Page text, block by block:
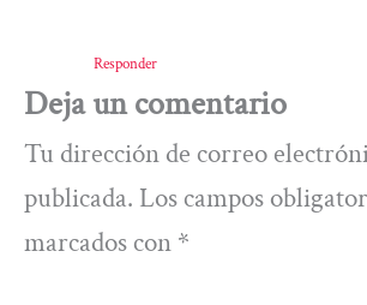
Responder
Deja un comentario
Tu dirección de correo
publicada. Los campos
marcados con *